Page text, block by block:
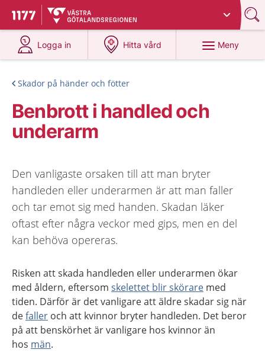
Till startsidan för 1177
Du har valt region
Logga in
på 1177.se
Hitta vård
på 1177.se
Meny
Skador på händer och fötter
Benbrott i handled och
underarm
Den vanligaste orsaken till att man bryter
handleden eller underarmen är att man faller
och tar emot sig med handen. Skadan läker
oftast efter några veckor med gips, men en del
kan behöva opereras.
Risken att skada handleden eller underarmen ökar
med åldern, eftersom skelettet blir skörare med
tiden. Därför är det vanligare att äldre skadar sig när
defaller och att kvinnor bryter handleden. Det beror
på att benskörhetär vanligare hos kvinnor än
hos män.